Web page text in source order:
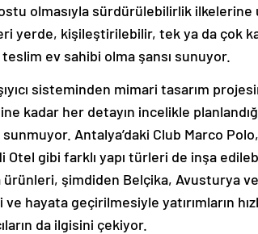
olmasıyla sürdürülebilirlik ilkelerine
yerde, kişileştirilebilir, tek ya da çok
ev sahibi olma şansı sunuyor.
sisteminden mimari tasarım
kadar her detayın incelikle
Antalya’daki Club Marco
Otel gibi farklı yapı türleri de inşa
ürünleri, şimdiden Belçika, Avusturya
hayata geçirilmesiyle yatırımların
da ilgisini çekiyor.